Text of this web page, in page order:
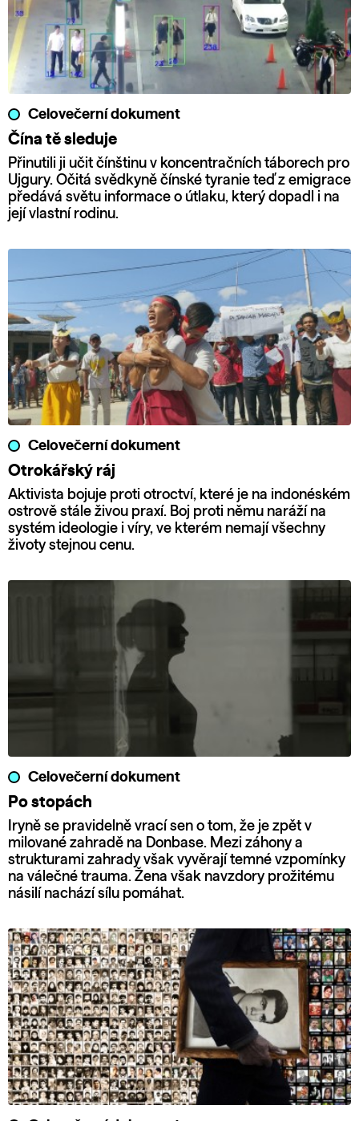
Celovečerní dokument
Čína tě sleduje
Přinutili ji učit čínštinu v koncentračních táborech pro
Ujgury. Očitá svědkyně čínské tyranie teď z emigrace
předává světu informace o útlaku, který dopadl i na
její vlastní rodinu.
Celovečerní dokument
Otrokářský ráj
Aktivista bojuje proti otroctví, které je na indonéském
ostrově stále živou praxí. Boj proti němu naráží na
systém ideologie i víry, ve kterém nemají všechny
životy stejnou cenu.
Celovečerní dokument
Po stopách
Iryně se pravidelně vrací sen o tom, že je zpět v
milované zahradě na Donbase. Mezi záhony a
strukturami zahrady však vyvěrají temné vzpomínky
na válečné trauma. Žena však navzdory prožitému
násilí nachází sílu pomáhat.